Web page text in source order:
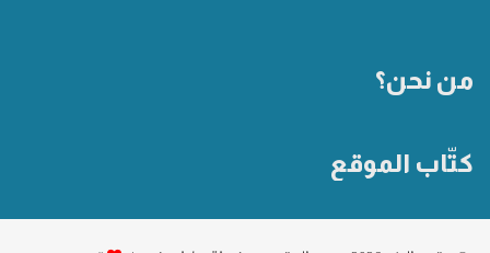
من نحن؟
كتّاب الموقع